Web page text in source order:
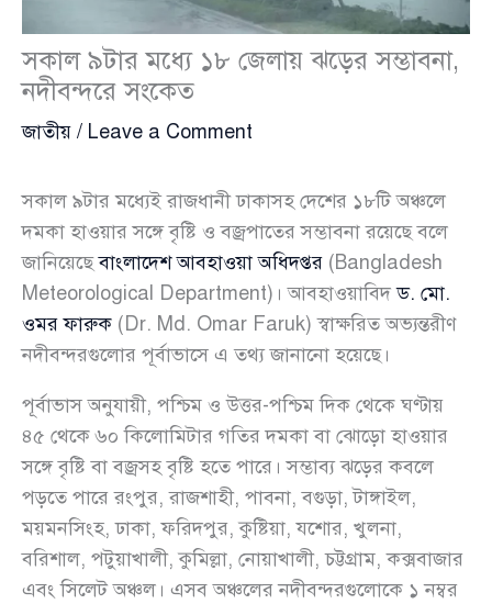
সকাল ৯টার মধ্যে ১৮ জেলায় ঝড়ের সম্ভাবনা,
নদীবন্দরে সংকেত
জাতীয় / Leave a Comment
সকাল ৯টার মধ্যেই রাজধানী ঢাকাসহ দেশের ১৮টি অঞ্চলে
দমকা হাওয়ার সঙ্গে বৃষ্টি ও বজ্রপাতের সম্ভাবনা রয়েছে বলে
জানিয়েছেবাংলাদেশ আবহাওয়া অধিদপ্তর (Bangladesh
Meteorological Department)। আবহাওয়াবিদড. মো.
ওমর ফারুক (Dr. Md. Omar Faruk) স্বাক্ষরিত অভ্যন্তরীণ
নদীবন্দরগুলোর পূর্বাভাসে এ তথ্য জানানো হয়েছে।
পূর্বাভাস অনুযায়ী, পশ্চিম ও উত্তর-পশ্চিম দিক থেকে ঘণ্টায়
৪৫ থেকে ৬০ কিলোমিটার গতির দমকা বা ঝোড়ো হাওয়ার
সঙ্গে বৃষ্টি বা বজ্রসহ বৃষ্টি হতে পারে। সম্ভাব্য ঝড়ের কবলে
পড়তে পারে রংপুর, রাজশাহী, পাবনা, বগুড়া, টাঙ্গাইল,
ময়মনসিংহ, ঢাকা, ফরিদপুর, কুষ্টিয়া, যশোর, খুলনা,
বরিশাল, পটুয়াখালী, কুমিল্লা, নোয়াখালী, চট্টগ্রাম, কক্সবাজার
এবং সিলেট অঞ্চল। এসব অঞ্চলের নদীবন্দরগুলোকে ১ নম্বর